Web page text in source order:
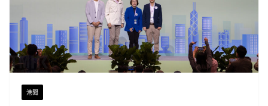
港聞